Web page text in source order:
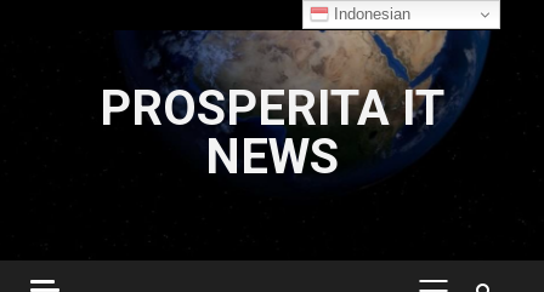
PROSPERITA IT
NEWS
Indonesian